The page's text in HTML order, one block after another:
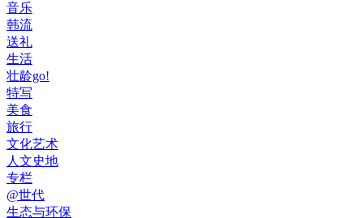
音乐
韩流
送礼
生活
壮龄go!
特写
美食
旅行
文化艺术
人文史地
专栏
@世代
生态与环保